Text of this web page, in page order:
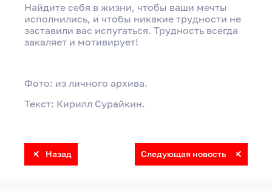
Найдите себя в жизни, чтобы ваши мечты
исполнились, и чтобы никакие трудности не
заставили вас испугаться. Трудность всегда
закаляет и мотивирует!
Фото: из личного архива.
Текст: Кирилл Сурайкин.
Назад Следующая новость